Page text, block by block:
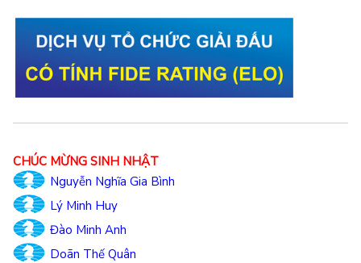
CHÚC MỪNG SINH NHẬT
Nguyễn Nghĩa Gia Bình
Lý Minh Huy
Đào Minh Anh
Doãn Thế Quân